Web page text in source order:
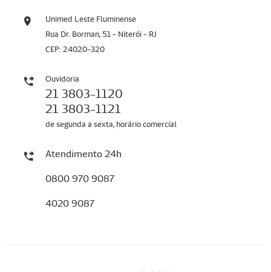
Unimed Leste Fluminense
Rua Dr. Borman, 51 - Niterói - RJ
CEP: 24020-320
Ouvidoria
21 3803-1120
21 3803-1121
de segunda a sexta, horário comercial
Atendimento 24h
0800 970 9087
4020 9087